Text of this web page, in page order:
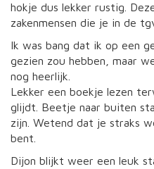
hokje dus lekker rustig.
zakenmensen die je in de
Ik was bang dat ik op een
gezien zou hebben, maar
nog heerlijk.
Lekker een boekje lezen
glijdt. Beetje naar buiten
zijn. Wetend dat je straks
bent.
Dijon blijkt weer een leuk